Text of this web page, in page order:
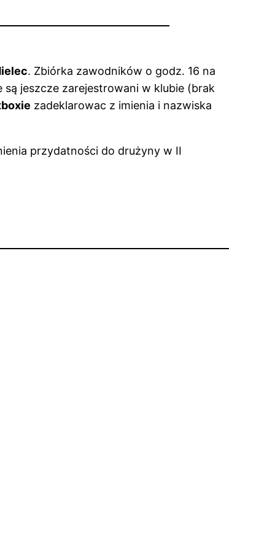
. Zbiórka zawodników o godz. 16 na
są jeszcze zarejestrowani w klubie (brak
zadeklarowac z imienia i nazwiska
przydatności do drużyny w II